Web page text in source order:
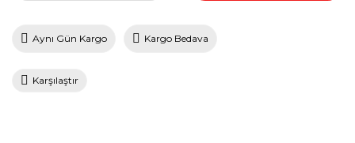
Aynı Gün Kargo Kargo Bedava
Karşılaştır